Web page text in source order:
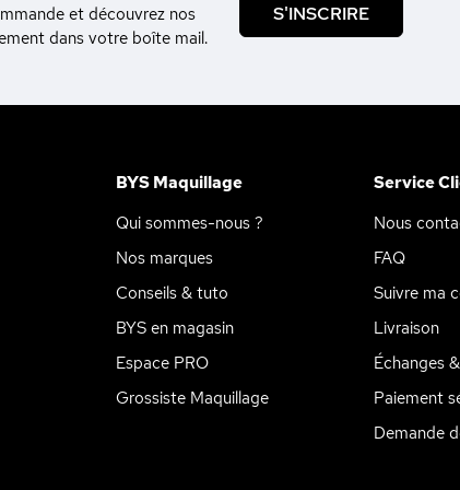
et découvrez nos
dans votre boîte mail.
S'INSCRIRE
BYS Maquillage
Qui sommes-nous ?
Nos marques
Conseils & tuto
BYS en magasin
Espace PRO
Grossiste Maquillage
Service
Nous
FAQ
Suivre ma
Livraison
Échanges
Paiement
Demande